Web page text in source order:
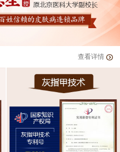
查看详情